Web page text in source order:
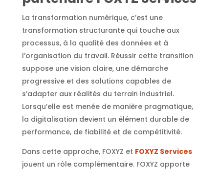
La transformation numérique, c’est une
transformation structurante qui touche aux
processus, à la qualité des données et à
l’organisation du travail. Réussir cette transition
suppose une vision claire, une démarche
progressive et des solutions capables de
s’adapter aux réalités du terrain industriel.
Lorsqu’elle est menée de manière pragmatique,
la digitalisation devient un élément durable de
performance, de fiabilité et de compétitivité.
Dans cette approche, FOXYZ et FOXYZ Services
jouent un rôle complémentaire. FOXYZ apporte